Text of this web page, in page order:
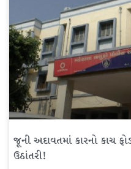
જૂની અદાવતમાં કારનો કાચ
ઉઠાંતરી!